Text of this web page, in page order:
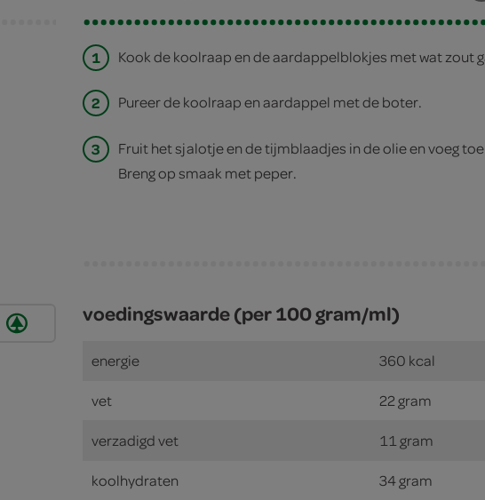
1 Kook de koolraap en de aardappelblokjes met wat zout
2 Pureer de koolraap en aardappel met de boter.
3
Fruit het sjalotje en de tijmblaadjes in de olie en voeg
Breng op smaak met peper.
voedingswaarde (per 100 gram/ml)
energie 360 kcal
vet 22 gram
verzadigd vet 11 gram
koolhydraten 34 gram